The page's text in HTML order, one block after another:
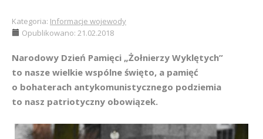
Kategoria: Informacje wojewody
Opublikowano: 21.02.2018
Narodowy Dzień Pamięci „Żołnierzy Wyklętych”
to nasze wielkie wspólne święto, a pamięć
o bohaterach antykomunistycznego podziemia
to nasz patriotyczny obowiązek.